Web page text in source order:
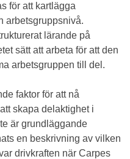
för att kartlägga
arbetsgruppsnivå.
lärande på
sätt att arbeta för att den
arbetsgruppen till del.
faktor för att nå
skapa delaktighet i
är grundläggande
en beskrivning av vilken
drivkraften när Carpes